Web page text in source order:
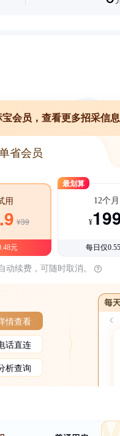
会员，查看更多招采信息
省会员
用
¥39
元
最划算
12个月
¥
每日仅
动续费，可随时取消。
情查看
话直连
析查询